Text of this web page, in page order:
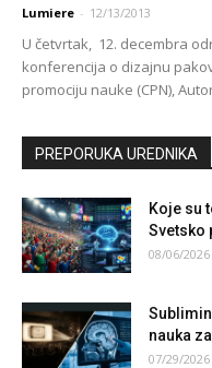
Lumiere - 12/13/2013
U četvrtak, 12. decembra
konferencija o dizajnu
promociju nauke (CPN),
PREPORUKA UREDNIKA
Koje su
Svetsko
08/06/2026
nauka
07/29/2026